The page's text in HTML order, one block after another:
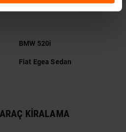
BMW 520i
Fiat Egea Sedan
KİRALAMA